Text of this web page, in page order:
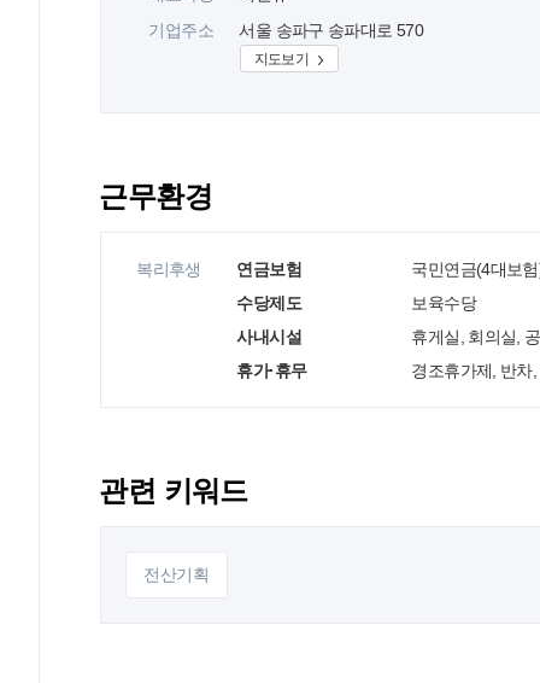
기업주소
서울 송파구 송파대로 570
지도보기
근무환경
복리후생 연금보험
국민연금(4대보
수당제도
보육수당
사내시설
휴게실, 회의실,
휴가·휴무
경조휴가제, 반차
관련 키워드
전산기획